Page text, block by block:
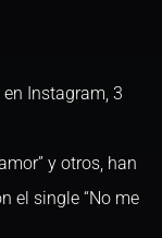
Instagram, 3
y otros, han
el single “No me